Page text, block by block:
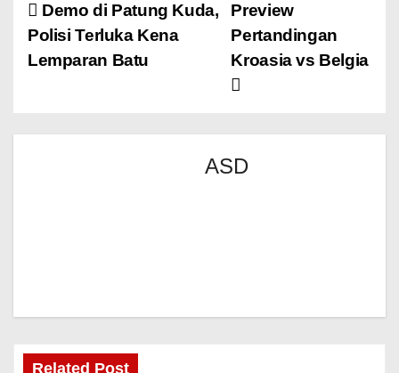
Preview
Pertandingan
Kroasia vs Belgia
Demo di Patung Kuda,
Polisi Terluka Kena
Lemparan Batu
ASD
Related Post